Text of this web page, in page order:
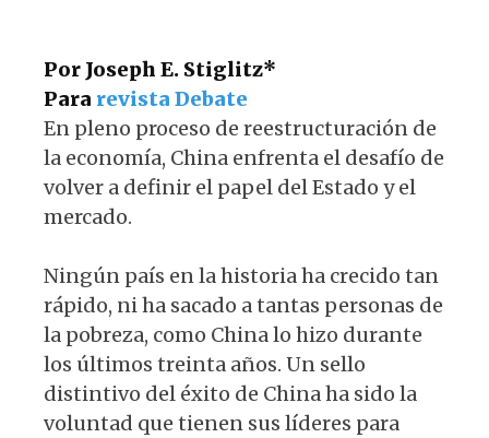
Por Joseph E. Stiglitz*
Para revista Debate
En pleno proceso de reestructuración de
la economía, China enfrenta el desafío de
volver a definir el papel del Estado y el
mercado.
Ningún país en la historia ha crecido tan
rápido, ni ha sacado a tantas personas de
la pobreza, como China lo hizo durante
los últimos treinta años. Un sello
distintivo del éxito de China ha sido la
voluntad que tienen sus líderes para